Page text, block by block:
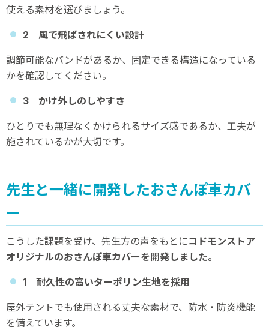
使える素材を選びましょう。
2 風で飛ばされにくい設計
調節可能なバンドがあるか、固定できる構造になっている
かを確認してください。
3 かけ外しのしやすさ
ひとりでも無理なくかけられるサイズ感であるか、工夫が
施されているかが大切です。
先生と一緒に開発したおさんぽ車カバ
ー
こうした課題を受け、先生方の声をもとにコドモンストア
オリジナルのおさんぽ車カバーを開発しました。
1 耐久性の高いターポリン生地を採用
屋外テントでも使用される丈夫な素材で、防水・防炎機能
を備えています。